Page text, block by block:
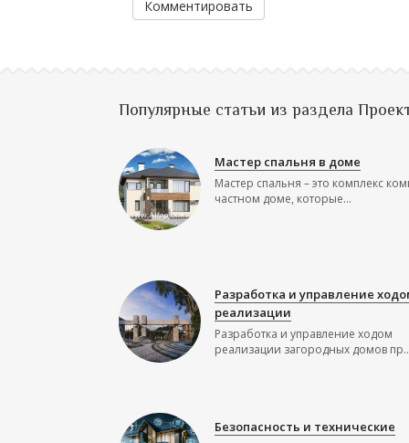
Комментировать
Популярные статьи из раздела
Мастер спальня в доме
Мастер спальня – это комплекс
частном доме, которые...
Разработка и управление
реализации
Разработка и управление ходом
реализации загородных домов
Безопасность и технические